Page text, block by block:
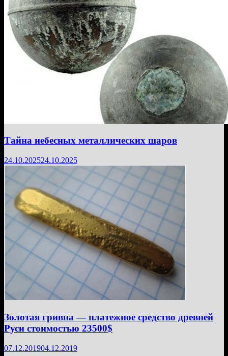
Тайна небесных металлических шаров
24.10.202524.10.2025
Золотая гривна — платежное средство древней
Руси стоимостью 23500$
07.12.201904.12.2019